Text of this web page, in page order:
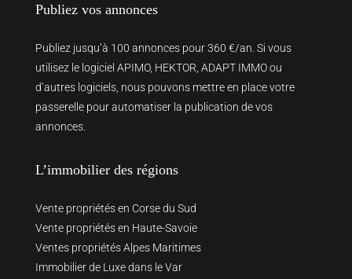
Publiez vos annonces
Publiez jusqu’à 100 annonces pour 360 €/an. Si vous
utilisez le logiciel APIMO, HEKTOR, ADAPT IMMO ou
d’autres logiciels, nous pouvons mettre en place votre
passerelle pour automatiser la publication de vos
annonces.
L’immobilier des régions
Vente propriétés en Corse du Sud
Vente propriétés en Haute-Savoie
Ventes propriétés Alpes Maritimes
Immobilier de Luxe dans le Var